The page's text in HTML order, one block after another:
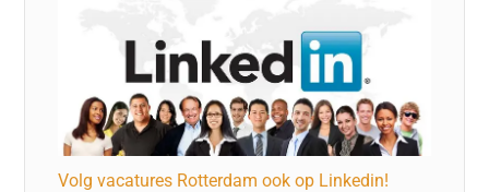
Volg vacatures Rotterdam ook op Linkedin!